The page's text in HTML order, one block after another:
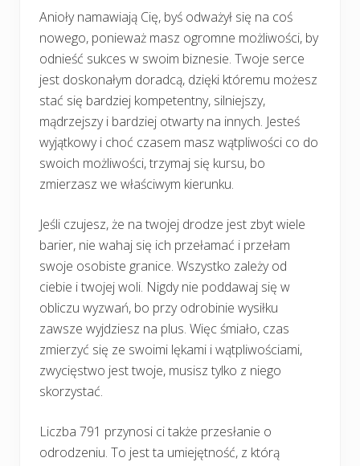
Anioły namawiają Cię, byś odważył się na coś
nowego, ponieważ masz ogromne możliwości, by
odnieść sukces w swoim biznesie. Twoje serce
jest doskonałym doradcą, dzięki któremu możesz
stać się bardziej kompetentny, silniejszy,
mądrzejszy i bardziej otwarty na innych. Jesteś
wyjątkowy i choć czasem masz wątpliwości co do
swoich możliwości, trzymaj się kursu, bo
zmierzasz we właściwym kierunku.
Jeśli czujesz, że na twojej drodze jest zbyt wiele
barier, nie wahaj się ich przełamać i przełam
swoje osobiste granice. Wszystko zależy od
ciebie i twojej woli. Nigdy nie poddawaj się w
obliczu wyzwań, bo przy odrobinie wysiłku
zawsze wyjdziesz na plus. Więc śmiało, czas
zmierzyć się ze swoimi lękami i wątpliwościami,
zwycięstwo jest twoje, musisz tylko z niego
skorzystać.
Liczba 791 przynosi ci także przesłanie o
odrodzeniu. To jest ta umiejętność, z którą